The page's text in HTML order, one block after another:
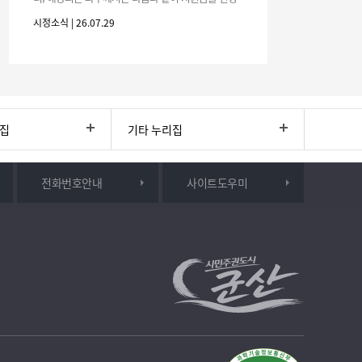
(6개월
시정소식 | 26.07.29
기타 누리집
전화번호안내 사이트도우미